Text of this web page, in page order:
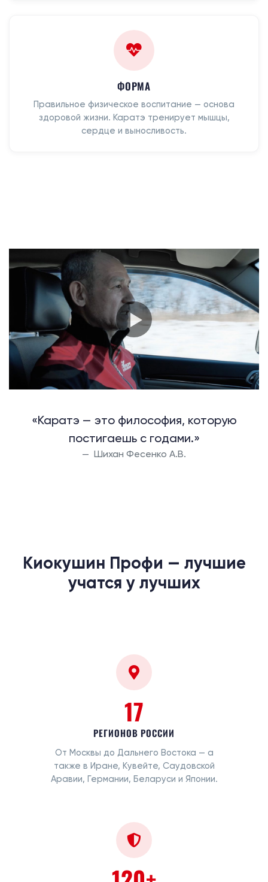
ФОРМА
Правильное физическое воспитание — основа
здоровой жизни. Каратэ тренирует мышцы,
сердце и выносливость.
«Каратэ — это философия, которую
постигаешь с годами.»
Шихан Фесенко А.В.
Киокушин Профи — лучшие
учатся у лучших
17
РЕГИОНОВ РОССИИ
От Москвы до Дальнего Востока — а
также в Иране, Кувейте, Саудовской
Аравии, Германии, Беларуси и Японии.